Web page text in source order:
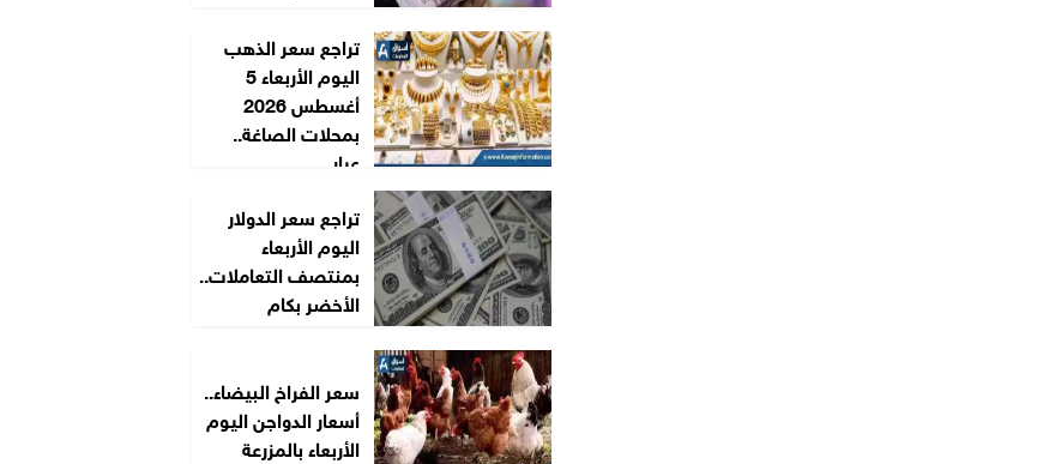
تراجع سعر الذهب
اليوم الأربعاء 5
أغسطس 2026
بمحلات الصاغة..
عيار...
تراجع سعر الدولار
اليوم الأربعاء
بمنتصف التعاملات..
الأخضر بكام
سعر الفراخ البيضاء..
أسعار الدواجن اليوم
الأربعاء بالمزرعة